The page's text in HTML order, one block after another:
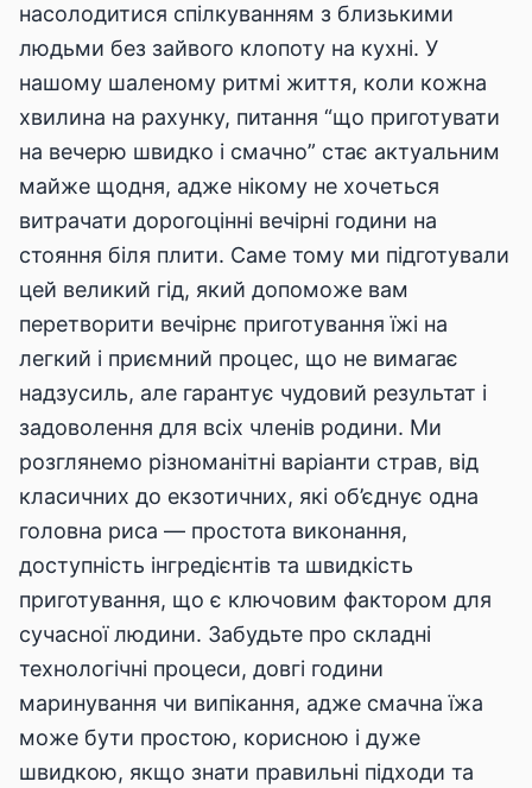
насолодитися спілкуванням з близькими
людьми без зайвого клопоту на кухні. У
нашому шаленому ритмі життя, коли кожна
хвилина на рахунку, питання “що приготувати
на вечерю швидко і смачно” стає актуальним
майже щодня, адже нікому не хочеться
витрачати дорогоцінні вечірні години на
стояння біля плити. Саме тому ми підготували
цей великий гід, який допоможе вам
перетворити вечірнє приготування їжі на
легкий і приємний процес, що не вимагає
надзусиль, але гарантує чудовий результат і
задоволення для всіх членів родини. Ми
розглянемо різноманітні варіанти страв, від
класичних до екзотичних, які об’єднує одна
головна риса — простота виконання,
доступність інгредієнтів та швидкість
приготування, що є ключовим фактором для
сучасної людини. Забудьте про складні
технологічні процеси, довгі години
маринування чи випікання, адже смачна їжа
може бути простою, корисною і дуже
швидкою, якщо знати правильні підходи та